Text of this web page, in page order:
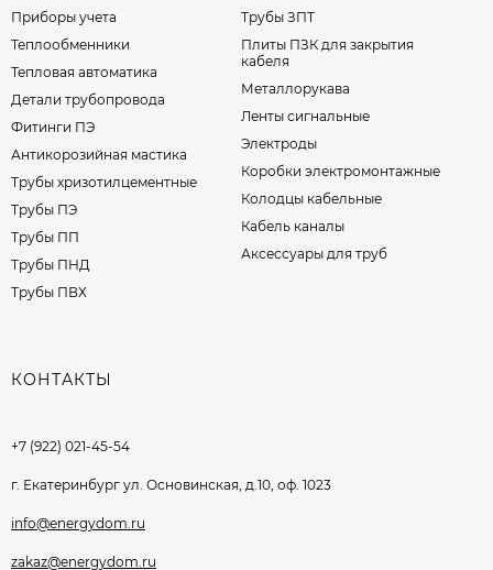
Приборы учета
Теплообменники
Тепловая автоматика
Детали трубопровода
Фитинги ПЭ
Антикорозийная мастика
Трубы хризотилцементные
Трубы ПЭ
Трубы ПП
Трубы ПНД
Трубы ПВХ
Трубы ЗПТ
Плиты ПЗК для закрытия
кабеля
Металлорукава
Ленты сигнальные
Электроды
Коробки электромонтажные
Колодцы кабельные
Кабель каналы
Аксессуары для труб
КОНТАКТЫ
+7 (922) 021-45-54
г. Екатеринбург ул. Основинская, д.10, оф. 1023
info@energydom.ru
zakaz@energydom.ru